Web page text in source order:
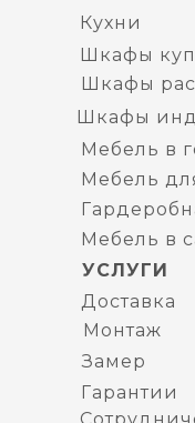
УСЛУГИ
Кухни
Шкафы
Шкафы
Шкафы
Доставка
Монтаж
Замер
Гарантии
Мебель
Мебель в
Мебель в